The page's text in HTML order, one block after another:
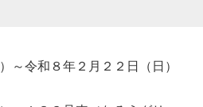
～令和８年２月２２日（日）